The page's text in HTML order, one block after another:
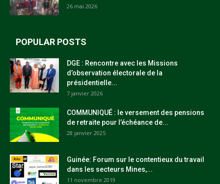
26 mai 2026
POPULAR POSTS
DGE : Rencontre avec les Missions
d’observation électorale de la
présidentielle...
7 janvier 2026
COMMUNIQUÉ : le versement des pensions
de retraite pour l’échéance de...
28 janvier 2025
Guinée: Forum sur le contentieux du travail
dans les secteurs Mines,...
11 novembre 2019